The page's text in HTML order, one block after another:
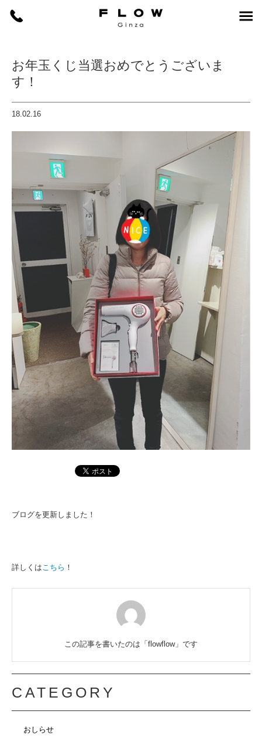
お年玉くじ当選おめでとうございま
す！
18.02.16
ブログを更新しました！
詳しくは こちら ！
この記事を書いたのは「flowflow」です
CATEGORY
おしらせ